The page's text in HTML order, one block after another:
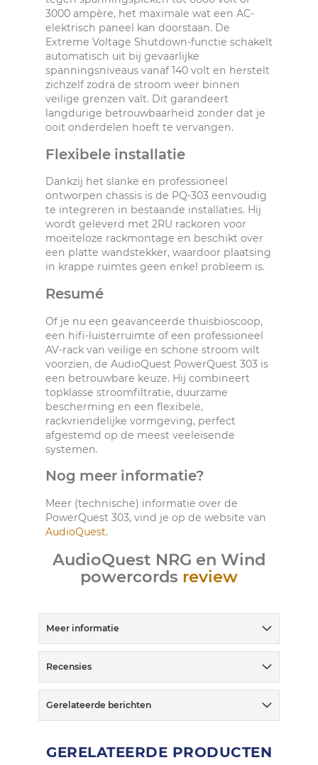
3000 ampère, het maximale wat een AC-
elektrisch paneel kan doorstaan. De
Extreme Voltage Shutdown-functie schakelt
automatisch uit bij gevaarlijke
spanningsniveaus vanaf 140 volt en herstelt
zichzelf zodra de stroom weer binnen
veilige grenzen valt. Dit garandeert
langdurige betrouwbaarheid zonder dat je
ooit onderdelen hoeft te vervangen.
Flexibele installatie
Dankzij het slanke en professioneel
ontworpen chassis is de PQ-303 eenvoudig
te integreren in bestaande installaties. Hij
wordt geleverd met 2RU rackoren voor
moeiteloze rackmontage en beschikt over
een platte wandstekker, waardoor plaatsing
in krappe ruimtes geen enkel probleem is.
Resumé
Of je nu een geavanceerde thuisbioscoop,
een hifi-luisterruimte of een professioneel
AV-rack van veilige en schone stroom wilt
voorzien, de AudioQuest PowerQuest 303 is
een betrouwbare keuze. Hij combineert
topklasse stroomfiltratie, duurzame
bescherming en een flexibele,
rackvriendelijke vormgeving, perfect
afgestemd op de meest veeleisende
systemen.
Nog meer informatie?
Meer (technische) informatie over de
PowerQuest 303, vind je op de website van
AudioQuest.
AudioQuest NRG en Wind
powercords review
Meer informatie
Recensies
Gerelateerde berichten
GERELATEERDE PRODUCTEN